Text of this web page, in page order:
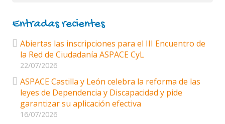
Entradas recientes
Abiertas las inscripciones para el III Encuentro de
la Red de Ciudadanía ASPACE CyL
22/07/2026
ASPACE Castilla y León celebra la reforma de las
leyes de Dependencia y Discapacidad y pide
garantizar su aplicación efectiva
16/07/2026